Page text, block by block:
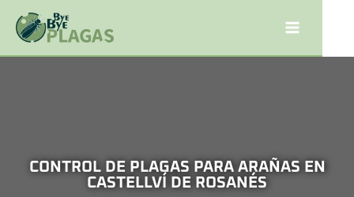
CONTROL DE PLAGAS PARA ARAÑAS EN
CASTELLVÍ DE ROSANÉS